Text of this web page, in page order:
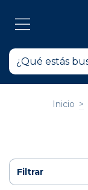
Inicio >
Filtrar